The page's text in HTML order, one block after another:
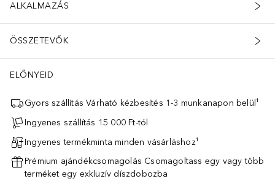
ALKALMAZÁS
ÖSSZETEVŐK
ELŐNYEID
Gyors szállítás Várható kézbesítés 1-3 munkanapon belül¹
Ingyenes szállítás 15 000 Ft-tól
Ingyenes termékminta minden vásárláshoz¹
Prémium ajándékcsomagolás Csomagoltass egy vagy több
terméket egy exkluzív díszdobozba